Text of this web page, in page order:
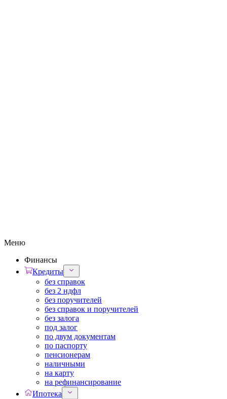
Меню
Финансы
Кредиты
без справок
без 2 ндфл
без поручителей
без справок и поручителей
без залога
под залог
по двум документам
по паспорту
пенсионерам
наличными
на карту
на рефинансирование
Ипотека